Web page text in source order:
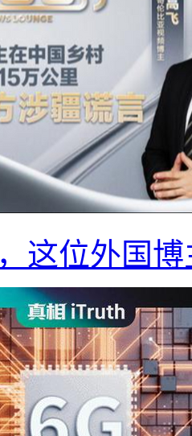
这位外国